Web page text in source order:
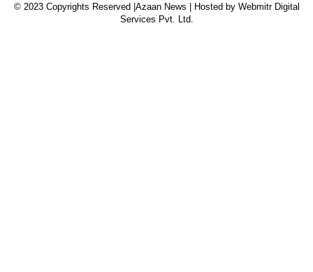
© 2023 Copyrights Reserved |Azaan News | Hosted by Webmitr Digital
Services Pvt. Ltd.